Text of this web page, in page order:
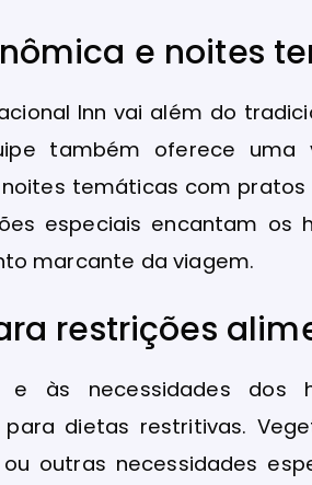
e noites
Inn vai além do
também oferece uma
temáticas com pratos
especiais encantam os
marcante da viagem.
restrições
às necessidades dos
dietas restritivas.
outras necessidades